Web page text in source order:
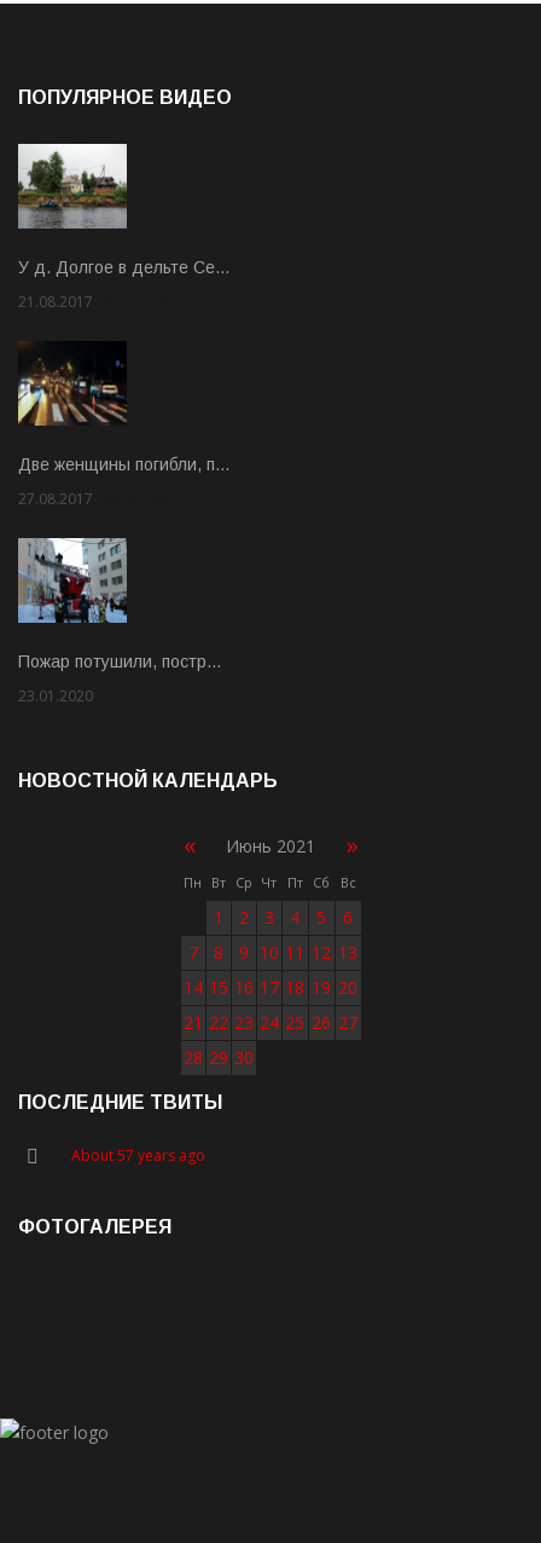
ПОПУЛЯРНОЕ ВИДЕО
У д. Долгое в дельте Се…
21.08.2017
Две женщины погибли, п…
27.08.2017
Пожар потушили, постр…
23.01.2020
НОВОСТНОЙ КАЛЕНДАРЬ
« Июнь 2021 »
Пн Вт Ср Чт Пт Сб Вс
1 2 3 4 5
6
7
8 9 10 11 12 13
14 15 16 17 18 19 20
21 22 23 24 25 26 27
28 29 30
ПОСЛЕДНИЕ ТВИТЫ
About 57 years ago
ФОТОГАЛЕРЕЯ